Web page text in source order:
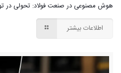
هوش مصنوعی در صنعت فولاد: تحولی در
اطلاعات بیشتر